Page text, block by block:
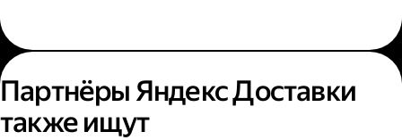
Партнёры Яндекс Доставки
также ищут